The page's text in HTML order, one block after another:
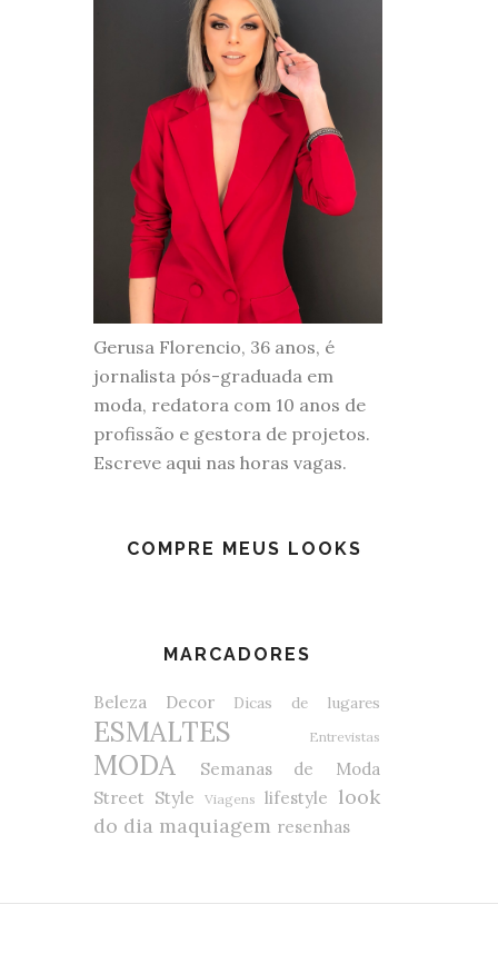
Gerusa Florencio, 36 anos, é
jornalista pós-graduada em
moda, redatora com 10 anos de
profissão e gestora de projetos.
Escreve aqui nas horas vagas.
COMPRE MEUS LOOKS
MARCADORES
Beleza Decor Dicas de lugares
ESMALTES Entrevistas
MODA
Semanas de Moda
Street Style
Viagens lifestyle look
do dia maquiagem resenhas